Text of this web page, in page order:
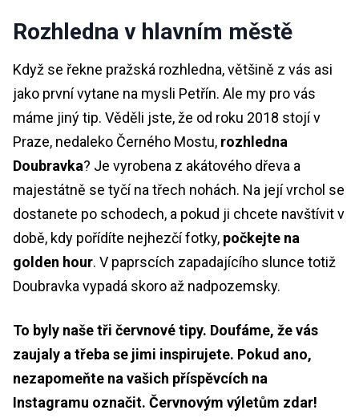
Rozhledna v hlavním městě
Když se řekne pražská rozhledna, většině z vás asi
jako první vytane na mysli Petřín. Ale my pro vás
máme jiný tip. Věděli jste, že od roku 2018 stojí v
Praze, nedaleko Černého Mostu, rozhledna
Doubravka? Je vyrobena z akátového dřeva a
majestátně se tyčí na třech nohách. Na její vrchol se
dostanete po schodech, a pokud ji chcete navštívit v
době, kdy pořídíte nejhezčí fotky, počkejte na
golden hour. V paprscích zapadajícího slunce totiž
Doubravka vypadá skoro až nadpozemsky.
To byly naše tři červnové tipy. Doufáme, že vás
zaujaly a třeba se jimi inspirujete. Pokud ano,
nezapomeňte na vašich příspěvcích na
Instagramu označit. Červnovým výletům zdar!